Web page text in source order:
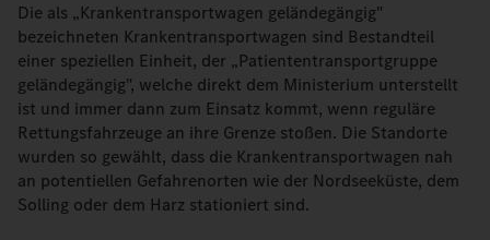
Die als „Krankentransportwagen geländegängig"
bezeichneten Krankentransportwagen sind Bestandteil
einer speziellen Einheit, der „Patiententransportgruppe
geländegängig", welche direkt dem Ministerium unterstellt
ist und immer dann zum Einsatz kommt, wenn reguläre
Rettungsfahrzeuge an ihre Grenze stoßen. Die Standorte
wurden so gewählt, dass die Krankentransportwagen nah
an potentiellen Gefahrenorten wie der Nordseeküste, dem
Solling oder dem Harz stationiert sind.